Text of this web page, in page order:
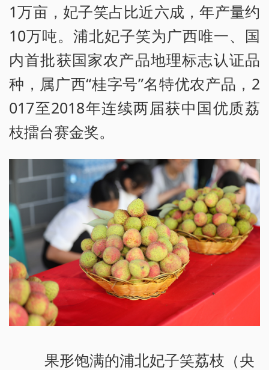
1万亩，妃子笑占比近六成，年产量约
10万吨。浦北妃子笑为广西唯一、国
内首批获国家农产品地理标志认证品
种，属广西“桂字号”名特优农产品，2
017至2018年连续两届获中国优质荔
枝擂台赛金奖。
果形饱满的浦北妃子笑荔枝（央